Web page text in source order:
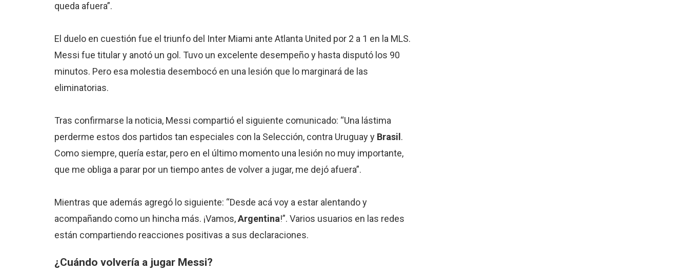
queda afuera”.
El duelo en cuestión fue el triunfo del Inter Miami ante Atlanta United por 2 a 1 en la MLS.
Messi fue titular y anotó un gol. Tuvo un excelente desempeño y hasta disputó los 90
minutos. Pero esa molestia desembocó en una lesión que lo marginará de las
eliminatorias.
Tras confirmarse la noticia, Messi compartió el siguiente comunicado: “Una lástima
perderme estos dos partidos tan especiales con la Selección, contra Uruguay yBrasil .
Como siempre, quería estar, pero en el último momento una lesión no muy importante,
que me obliga a parar por un tiempo antes de volver a jugar, me dejó afuera”.
Mientras que además agregó lo siguiente: “Desde acá voy a estar alentando y
acompañando como un hincha más. ¡Vamos,Argentina!”. Varios usuarios en las redes
están compartiendo reacciones positivas a sus declaraciones.
¿Cuándo volvería a jugar Messi?